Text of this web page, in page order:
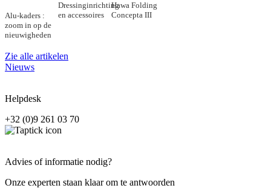
Alu-kaders :
zoom in op de
nieuwigheden
Dressinginrichting
en accessoires
Hawa Folding
Concepta III
Zie alle artikelen
Nieuws
Helpdesk
+32 (0)9 261 03 70
Advies of informatie nodig?
Onze experten staan klaar om te antwoorden